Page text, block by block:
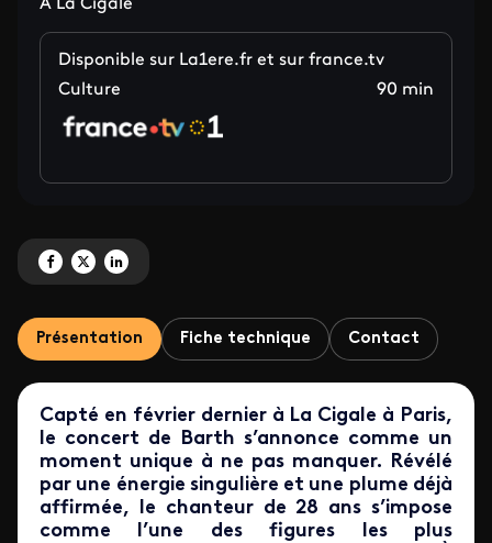
À La Cigale
Disponible sur La1ere.fr et sur france.tv
Culture
90 min
Partagez 'Barth' sur Facebook
Partagez 'Barth' sur X
Partagez 'Barth' sur LinkedIn
Présentation Fiche technique Contact
Capté en février dernier à La Cigale à Paris,
le concert de Barth s’annonce comme un
moment unique à ne pas manquer. Révélé
par une énergie singulière et une plume déjà
affirmée, le chanteur de 28 ans s’impose
comme l’une des figures les plus